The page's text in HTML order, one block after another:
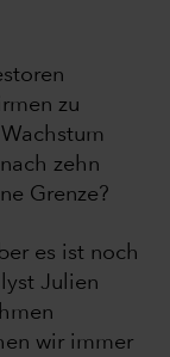
zu
zehn
Grenze?
es ist noch
Julien
wir immer